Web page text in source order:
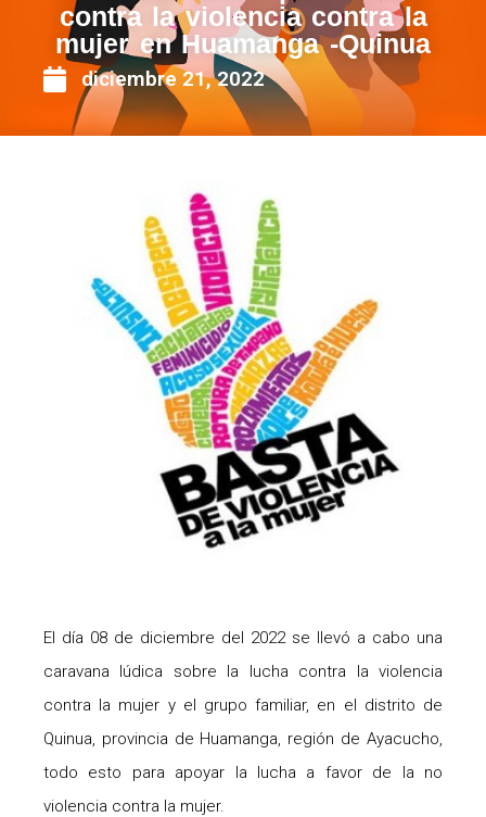
contra la violencia contra la
mujer en Huamanga -Quinua
diciembre 21, 2022
El día 08 de diciembre del 2022 se llevó a cabo una
caravana lúdica sobre la lucha contra la violencia
contra la mujer y el grupo familiar, en el distrito de
Quinua, provincia de Huamanga, región de Ayacucho,
todo esto para apoyar la lucha a favor de la no
violencia contra la mujer.